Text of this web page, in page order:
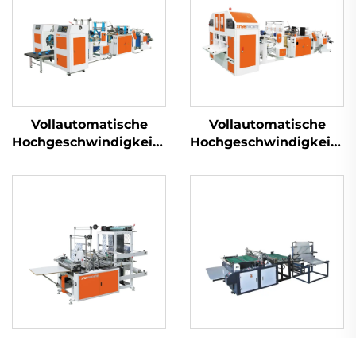
Vollautomatische
Hochgeschwindigkeits-
Herstellung von
Vollautomatische
Hochgeschwindigkeits-
Maschine